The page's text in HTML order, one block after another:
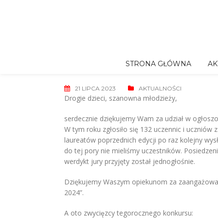
STRONA GŁÓWNA
21 LIPCA 2023 AKTUALNOŚCI
Drogie dzieci, szanowna młodzieży,
serdecznie dziękujemy Wam za udział w
W tym roku zgłosiło się 132 uczennic i
laureatów poprzednich edycji po raz kolejny
do tej pory nie mieliśmy uczestników.
werdykt jury przyjęty został jednogłośnie.
Dziękujemy Waszym opiekunom za
2024”.
A oto zwycięzcy tegorocznego konkursu: